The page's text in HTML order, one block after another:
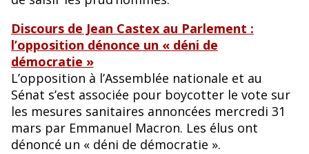
Discours de Jean Castex au Parlement :
l’opposition dénonce un « déni de
démocratie »
L’opposition à l’Assemblée nationale et au
Sénat s’est associée pour boycotter le vote sur
les mesures sanitaires annoncées mercredi 31
mars par Emmanuel Macron. Les élus ont
dénoncé un « déni de démocratie ».